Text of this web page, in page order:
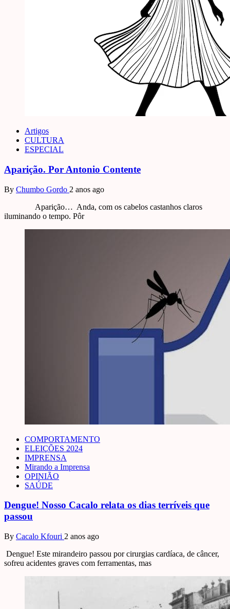
Artigos
CULTURA
ESPECIAL
Aparição. Por Antonio Contente
By Chumbo Gordo 2 anos ago
Aparição… Anda, com os cabelos castanhos claros
iluminando o tempo. Pôr
COMPORTAMENTO
ELEIÇÕES 2024
IMPRENSA
Mirando a Imprensa
OPINIÃO
SAÚDE
Dengue! Nosso Cacalo relata os dias terríveis que
passou
By Cacalo Kfouri 2 anos ago
Dengue! Este mirandeiro passou por cirurgias cardíaca, de câncer,
sofreu acidentes graves com ferramentas, mas